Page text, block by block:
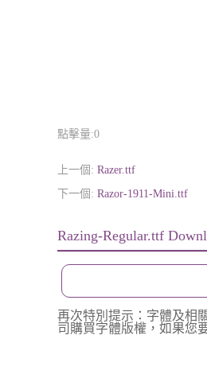
點擊量:0
上一個: Razer.ttf
下一個: Razor-1911-Mini.ttf
Razing-Regular.ttf
再次特別提示：字體及相
司購買字體版權，如果您